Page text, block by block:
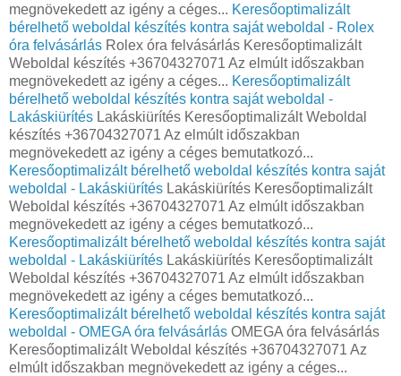
megnövekedett az igény a céges... Keresőoptimalizált
bérelhető weboldal készítés kontra saját weboldal - Rolex
óra felvásárlás Rolex óra felvásárlás Keresőoptimalizált
Weboldal készítés +36704327071 Az elmúlt időszakban
megnövekedett az igény a céges... Keresőoptimalizált
bérelhető weboldal készítés kontra saját weboldal -
Lakáskiürítés Lakáskiürítés Keresőoptimalizált Weboldal
készítés +36704327071 Az elmúlt időszakban
megnövekedett az igény a céges bemutatkozó...
Keresőoptimalizált bérelhető weboldal készítés kontra saját
weboldal - Lakáskiürítés Lakáskiürítés Keresőoptimalizált
Weboldal készítés +36704327071 Az elmúlt időszakban
megnövekedett az igény a céges bemutatkozó...
Keresőoptimalizált bérelhető weboldal készítés kontra saját
weboldal - Lakáskiürítés Lakáskiürítés Keresőoptimalizált
Weboldal készítés +36704327071 Az elmúlt időszakban
megnövekedett az igény a céges bemutatkozó...
Keresőoptimalizált bérelhető weboldal készítés kontra saját
weboldal - OMEGA óra felvásárlás OMEGA óra felvásárlás
Keresőoptimalizált Weboldal készítés +36704327071 Az
elmúlt időszakban megnövekedett az igény a céges...